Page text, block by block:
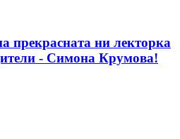
прекрасната ни лекторка
- Симона Крумова!